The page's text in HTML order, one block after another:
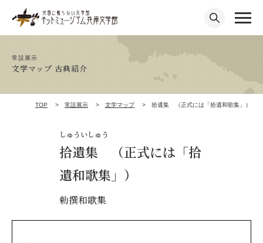
常設展示
文学マップ 古典紹介
TOP 常設展示 文学マップ 拾遺集 （正式には「拾遺和歌集」）
しゅういしゅう
拾遺集 （正式には「拾
遺和歌集」）
勅撰和歌集